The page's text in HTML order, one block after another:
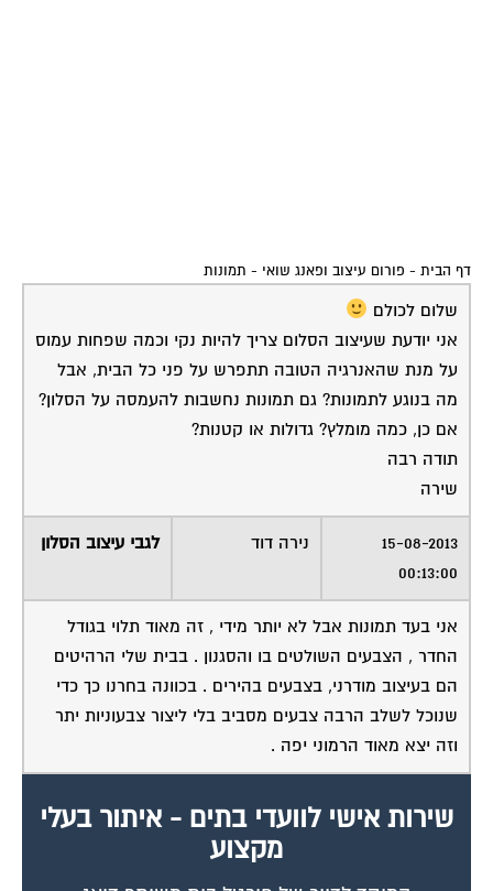
שלום לכולם
אני יודעת שעיצוב הסלום צריך להיות נקי וכמה שפחות עמוס
על מנת שהאנרגיה הטובה תתפרש על פני כל הבית, אבל
מה בנוגע לתמונות? גם תמונות נחשבות להעמסה על הסלון?
אם כן, כמה מומלץ? גדולות או קטנות?
תודה רבה
שירה
15-08-2013
00:13:00
נירה דוד לגבי עיצוב הסלון
אני בעד תמונות אבל לא יותר מידי , זה מאוד תלוי בגודל
החדר , הצבעים השולטים בו והסגנון . בבית שלי הרהיטים
הם בעיצוב מודרני, בצבעים בהירים . בכוונה בחרנו כך כדי
שנוכל לשלב הרבה צבעים מסביב בלי ליצור צבעוניות יתר
וזה יצא מאוד הרמוני יפה .
מקצוע
המוקד לדייר של פורטל בית משותף דואג